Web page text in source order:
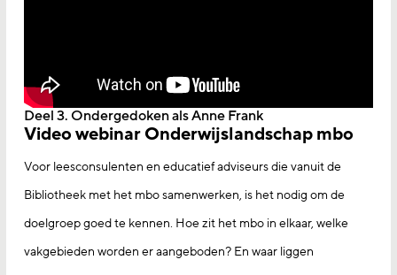
Deel 3. Ondergedoken als Anne Frank
Video webinar Onderwijslandschap mbo
Voor leesconsulenten en educatief adviseurs die vanuit de
Bibliotheek met het mbo samenwerken, is het nodig om de
doelgroep goed te kennen. Hoe zit het mbo in elkaar, welke
vakgebieden worden er aangeboden? En waar liggen